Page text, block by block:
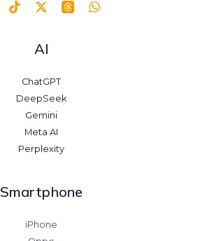
AI
ChatGPT
DeepSeek
Gemini
Meta AI
Perplexity
Smartphone
iPhone